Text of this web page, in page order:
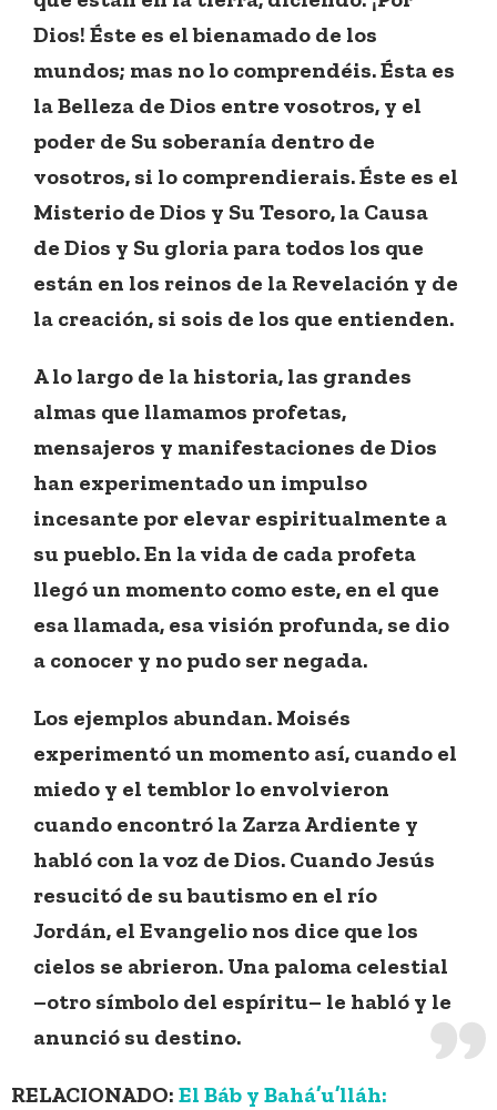
Dios! Éste es el bienamado de los
mundos; mas no lo comprendéis. Ésta es
la Belleza de Dios entre vosotros, y el
poder de Su soberanía dentro de
vosotros, si lo comprendierais. Éste es el
Misterio de Dios y Su Tesoro, la Causa
de Dios y Su gloria para todos los que
están en los reinos de la Revelación y de
la creación, si sois de los que entienden.
A lo largo de la historia, las grandes
almas que llamamos profetas,
mensajeros y manifestaciones de Dios
han experimentado un impulso
incesante por elevar espiritualmente a
su pueblo. En la vida de cada profeta
llegó un momento como este, en el que
esa llamada, esa visión profunda, se dio
a conocer y no pudo ser negada.
Los ejemplos abundan. Moisés
experimentó un momento así, cuando el
miedo y el temblor lo envolvieron
cuando encontró la Zarza Ardiente y
habló con la voz de Dios. Cuando Jesús
resucitó de su bautismo en el río
Jordán, el Evangelio nos dice que los
cielos se abrieron. Una paloma celestial
–otro símbolo del espíritu– le habló y le
anunció su destino.
RELACIONADO: El Báb y Bahá’u’lláh: